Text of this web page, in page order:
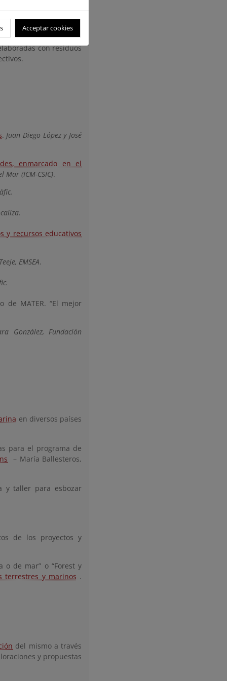
(El árbol de las
con residuos
. Juan Diego López y José
enmarcado en el
Mar (ICM-CSIC).
y recursos educativos
EMSEA.
MATER. “El mejor
González, Fundación
en diversos países
para el programa de
– María Ballesteros,
y taller para esbozar
de los proyectos y
o de mar” o “Forest y
terrestres y marinos .
del mismo a través
y propuestas
Acceptar cookies